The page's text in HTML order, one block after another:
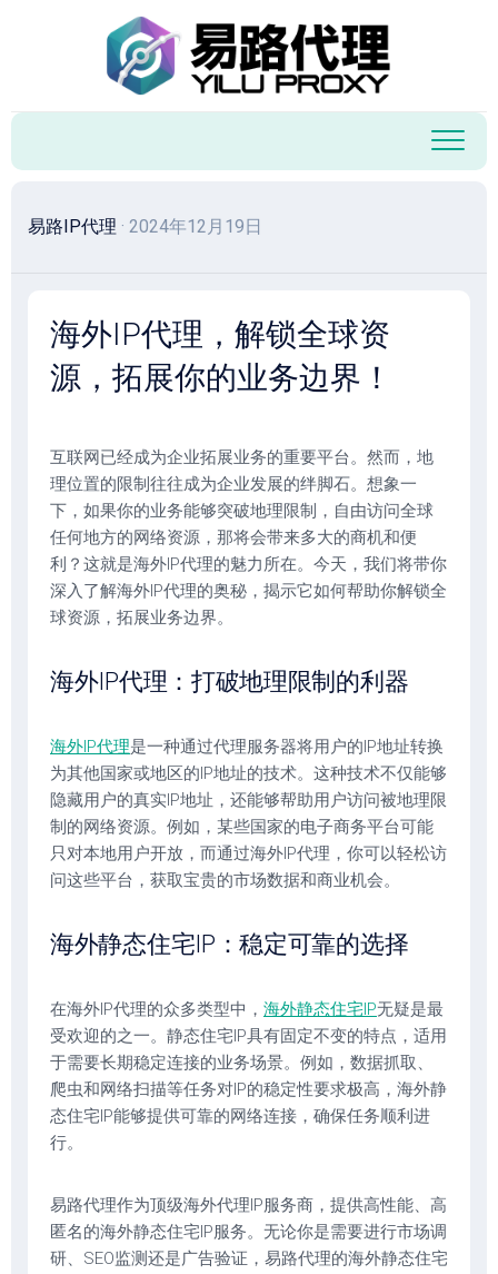
易路IP代理 · 2024年12月19日
海外IP代理，解锁全球资
源，拓展你的业务边界！
互联网已经成为企业拓展业务的重要平台。然而，地
理位置的限制往往成为企业发展的绊脚石。想象一
下，如果你的业务能够突破地理限制，自由访问全球
任何地方的网络资源，那将会带来多大的商机和便
利？这就是海外IP代理的魅力所在。今天，我们将带你
深入了解海外IP代理的奥秘，揭示它如何帮助你解锁全
球资源，拓展业务边界。
海外IP代理：打破地理限制的利器
海外IP代理是一种通过代理服务器将用户的IP地址转换
为其他国家或地区的IP地址的技术。这种技术不仅能够
隐藏用户的真实IP地址，还能够帮助用户访问被地理限
制的网络资源。例如，某些国家的电子商务平台可能
只对本地用户开放，而通过海外IP代理，你可以轻松访
问这些平台，获取宝贵的市场数据和商业机会。
海外静态住宅IP：稳定可靠的选择
在海外IP代理的众多类型中， 海外静态住宅IP无疑是最
受欢迎的之一。静态住宅IP具有固定不变的特点，适用
于需要长期稳定连接的业务场景。例如，数据抓取、
爬虫和网络扫描等任务对IP的稳定性要求极高，海外静
态住宅IP能够提供可靠的网络连接，确保任务顺利进
行。
易路代理作为顶级海外代理IP服务商，提供高性能、高
匿名的海外静态住宅IP服务。无论你是需要进行市场调
研、SEO监测还是广告验证，易路代理的海外静态住宅